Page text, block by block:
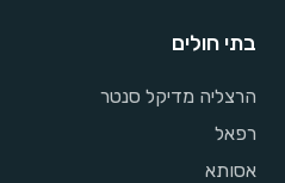
בתי חולים
הרצליה מדיקל סנטר
רפאל
אסותא